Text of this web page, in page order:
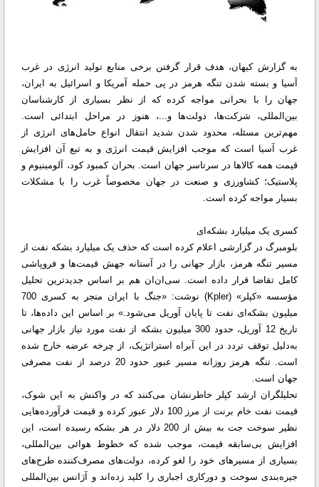
به گزارش کیهان، هدف قرار گرفتن برخی منابع تولید انرژی در غرب
آسیا و بسته شدن تنگه هرمز در پی حمله آمریکا و اسرائیل به ایران،
جهان را با بحرانی مواجه کرده که از نظر بسیاری از کارشناسان
بین‌المللی، شرکت‌ها، دولت‌‌ها و...، هنوز در مراحل ابتدائی است.
مهم‌ترین مسئله، محدود شدن شدید انتقال انواع حامل‌های انرژی از
غرب آسیا است که موجب افزایش قیمت انرژی و به تبع آن افزایش
قیمت همه کالاها در سرتاسر جهان است. بحران کمبود کود، آلومینیوم و
پلاستیک؛ کشاورزی و صنعت در جهان مخصوصاً غرب را با مشکلات
بسیار مواجه کرده است.
کسری یک میلیارد بشکه‌ای
بلومبرگ در گزارشی اعلام کرده است که حذف یک میلیارد بشکه نفت از
مسیر تنگه هرمز، بازار جهانی را در آستانه جهش قیمت‌ها و فروپاشی
کامل تقاضا قرار داده است. سی‌ان‌ان هم بر اساس جدیدترین تحلیل
مؤسسه «کپلر» (Kpler) نوشت: «جنگ با ایران منجر به کسری 700
میلیون بشکه‌ای نفت تا پایان ‌آوریل می‌شود.» بر اساس این داده‌ها، تا
تاریخ 12‌ آوریل، حدود 300 میلیون بشکه از نفت مورد نیاز بازار جهانی
به‌دلیل توقف تردد در این آبراه استراتژیک، از چرخه عرضه خارج شده
است. تنگه هرمز روزانه مسیر عبور حدود 20 درصد از نفت مصرفی
جهان است.
تحلیلگران ارشد کپلر خاطرنشان می‌کنند که در واکنش به این شوک،
قیمت نفت خام برنت از مرز 100 دلار عبور کرده و قیمت فرآورده‌هایی
نظیر سوخت جت به بیش از 200 دلار در هر بشکه رسیده است، این
افزایش بی‌سابقه قیمت، موجب شده که خطوط هوائی بین‌المللی،
بسیاری از مسیرهای خود را لغو کرده‌، دولت‌های مصرف‌کننده طرح‌های
جیره‌بندی سوخت و دورکاری اجباری را کلید زده‌اند و آژانس بین‌المللی